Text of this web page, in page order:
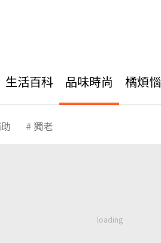
生活百科 品味時尚 橘煩惱
獨老